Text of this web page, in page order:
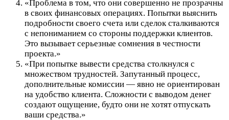
«Проблема в том, что они совершенно не прозрачны
в своих финансовых операциях. Попытки выяснить
подробности своего счета или сделок сталкиваются
с непониманием со стороны поддержки клиентов.
Это вызывает серьезные сомнения в честности
проекта.»
«При попытке вывести средства столкнулся с
множеством трудностей. Запутанный процесс,
дополнительные комиссии — явно не ориентирован
на удобство клиента. Сложности с выводом денег
создают ощущение, будто они не хотят отпускать
ваши средства.»